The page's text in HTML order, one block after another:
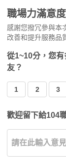
職場力滿意
感謝您撥冗參與本
改善和提升服務品
從1~10分，您
友？
1 2 3
歡迎留下給104